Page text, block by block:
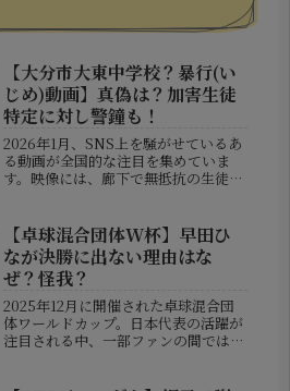
【大分市大東中学校？暴行(い
じめ)動画】真偽は？加害生徒
特定に対し警鐘も！
2026年1月、SNS上を騒がせているあ
る動画が全国的な注目を集めていま
す。映像には、廊下で無抵抗の生徒が
くの人々がショックを受けました。動
画に関する情報の中には、「大分市...
【卓球混合団体W杯】早田ひ
なが決勝に出ない理由はな
ぜ？怪我？
2025年12月に開催された卓球混合団
体ワールドカップ。日本代表の活躍が
注目される中、一部ファンの間では